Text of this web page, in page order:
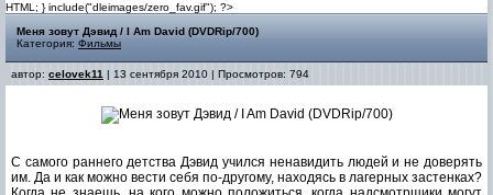
HTML; } include("dleimages/zero_fav.gif"); ?>
Меня зовут Дэвид / I Am David (DVDRip/700)
Категория: Фильмы
автор: celovek11 | 13 сентября 2010 | Просмотров: 794
С самого раннего детства Дэвид учился ненавидить людей и не доверять
им. Да и как можно вести себя по-другому, находясь в лагерных застенках?